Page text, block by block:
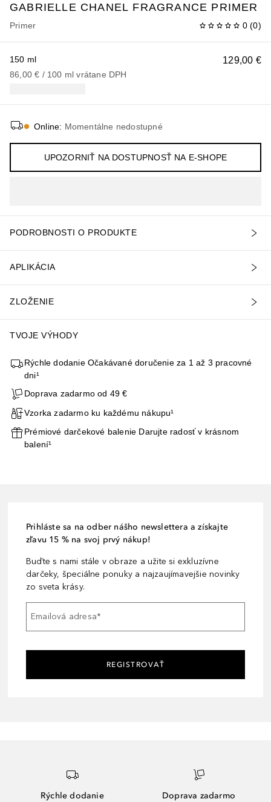
GABRIELLE CHANEL FRAGRANCE PRIMER
Primer 0 (0)
129,00 €
150 ml
86,00 € / 100 ml vrátane DPH
Online: Momentálne nedostupné
UPOZORNIŤ NA DOSTUPNOSŤ NA E-SHOPE
PODROBNOSTI O PRODUKTE
APLIKÁCIA
ZLOŽENIE
TVOJE VÝHODY
Rýchle dodanie Očakávané doručenie za 1 až 3 pracovné
dni¹
Doprava zadarmo od 49 €
Vzorka zadarmo ku každému nákupu¹
Prémiové darčekové balenie Darujte radosť v krásnom
balení¹
Prihláste sa na odber nášho newslettera a získajte
zľavu 15 % na svoj prvý nákup!
Buďte s nami stále v obraze a užite si exkluzívne
darčeky, špeciálne ponuky a najzaujímavejšie novinky
zo sveta krásy.
Emailová adresa*
REGISTROVAŤ
Rýchle dodanie Doprava zadarmo